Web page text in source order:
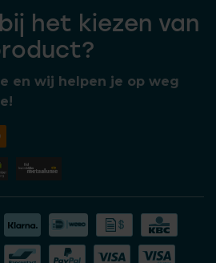
het kiezen van
en wij helpen je op weg